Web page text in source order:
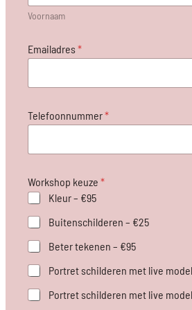
Voornaam
a
D
e
e
w
n
s
l
g
e
m
e
Emailadres*
Telefoonnummer*
Workshop keuze *
Kleur – €95
Buitenschilderen – €25
Beter tekenen – €95
Portret schilderen met live
Portret schilderen met live